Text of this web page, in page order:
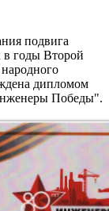
подвига
в годы Второй
дипломом
Победы".